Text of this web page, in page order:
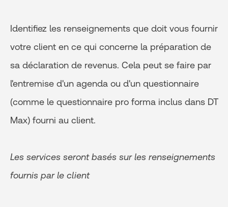
Identifiez les renseignements que doit vous fournir
votre client en ce qui concerne la préparation de
sa déclaration de revenus. Cela peut se faire par
l'entremise d'un agenda ou d'un questionnaire
(comme le questionnaire pro forma inclus dans DT
Max) fourni au client.
Les services seront basés sur les renseignements
fournis par le client